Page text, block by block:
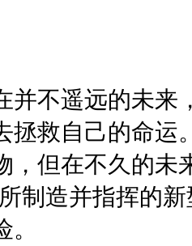
不遥远的未来
拯救自己的命运
，但在不久的未
制造并指挥的